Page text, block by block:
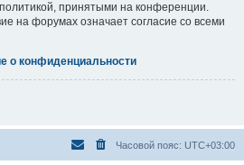
принятыми на конференции.
на форумах означает согласие со всеми
о конфиденциальности
Часовой пояс: UTC+03:00